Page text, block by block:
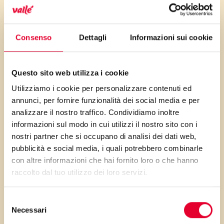
Consenso Dettagli Informazioni sui cookie
Questo sito web utilizza i cookie
Utilizziamo i cookie per personalizzare contenuti ed
annunci, per fornire funzionalità dei social media e per
analizzare il nostro traffico. Condividiamo inoltre
informazioni sul modo in cui utilizzi il nostro sito con i
nostri partner che si occupano di analisi dei dati web,
pubblicità e social media, i quali potrebbero combinarle
con altre informazioni che hai fornito loro o che hanno
raccolto dal tuo utilizzo dei loro servizi.
delNecessari
Un dolce a tutte fibre, grazie
non solo alle farine (integrale e
di ceci) ma anche alle noci,
preziosa fonte vegetale di
volete accompagnare questo
dolce con del cioccolato,
sciogliete a bagnomaria quello
al 70%, contenente flavonoidi,
grande ottoclasse dei
polifenoli.